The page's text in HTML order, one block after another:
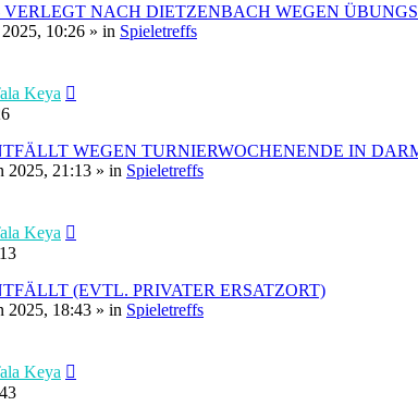
- VERLEGT NACH DIETZENBACH WEGEN
10:26 » in Spieletreffs
Keya
WEGEN TURNIERWOCHENENDE IN
2025, 21:13 » in Spieletreffs
Keya
(EVTL. PRIVATER ERSATZORT)
2025, 18:43 » in Spieletreffs
Keya